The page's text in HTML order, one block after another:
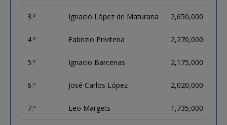
3.º Ignacio López de Maturana 2,650,000
4.º Fabrizio Privitena 2,270,000
5.º Ignacio Barcenas 2,175,000
6.º José Carlos López 2,020,000
7.º Leo Margets 1,735,000